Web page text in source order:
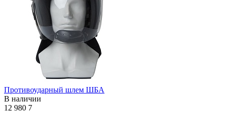
Противоударный шлем ШБА
В наличии
12 980 7